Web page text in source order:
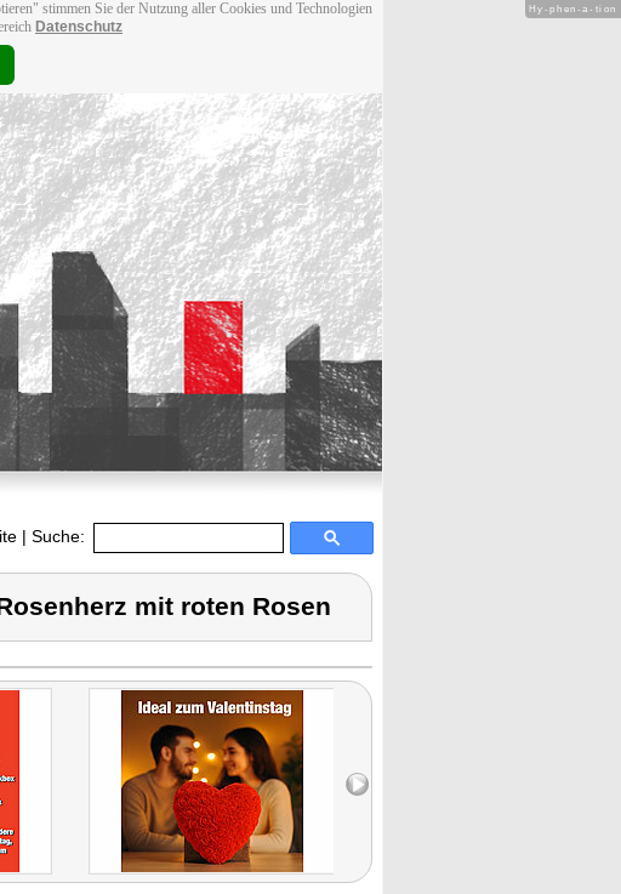
stimmen Sie der Nutzung aller Cookies und Technologien
Datenschutz
| Suche:
mit roten Rosen
Hy-phen-a-tion